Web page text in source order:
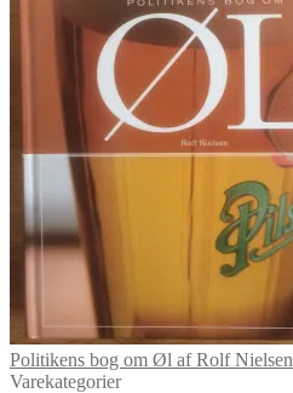
Politikens bog om Øl af Rolf Nielsen
Varekategorier